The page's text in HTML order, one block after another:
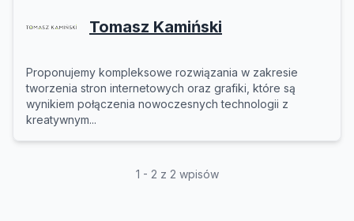
Tomasz Kamiński
Proponujemy kompleksowe rozwiązania w zakresie
tworzenia stron internetowych oraz grafiki, które są
wynikiem połączenia nowoczesnych technologii z
kreatywnym...
1 - 2 z 2 wpisów